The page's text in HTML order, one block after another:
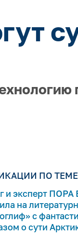
ПО ТЕМЕ
и эксперт ПОРА
на
с
о сути